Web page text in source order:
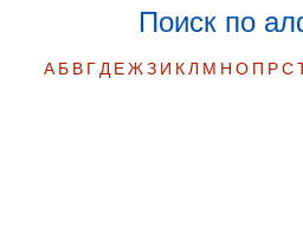
Поиск по
А Б В Г Д Е Ж З И К Л М Н О П Р С